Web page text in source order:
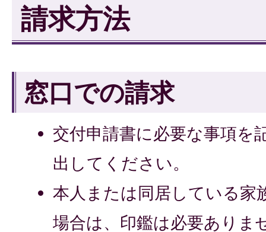
請求方法
窓口での請求
交付申請書に必要な事項を
出してください。
本人または同居している家
場合は、印鑑は必要ありま